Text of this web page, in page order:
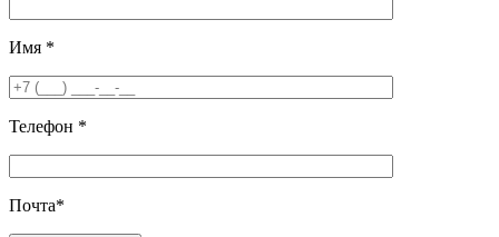
Имя *
Телефон *
Почта*